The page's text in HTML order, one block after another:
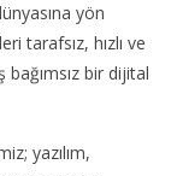
yön
tarafsız, hızlı ve
bir dijital
yazılım,